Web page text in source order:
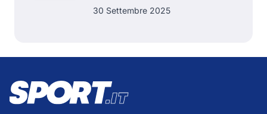
30 Settembre 2025